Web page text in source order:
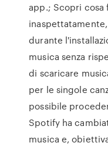
app.; Scopri cosa
durante
musica senza
di scaricare
per le singole
possibile
Spotify ha
musica e,